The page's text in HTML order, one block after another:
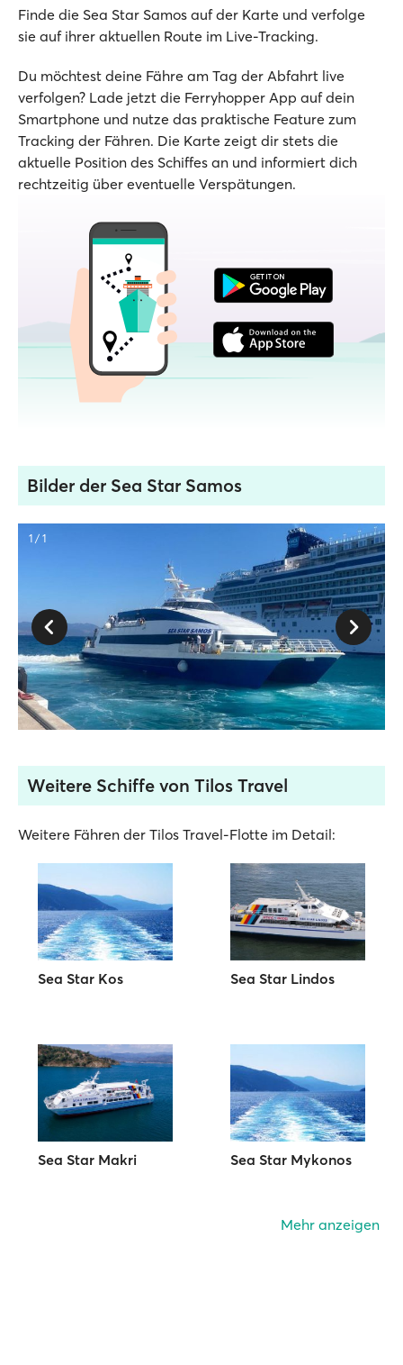
Finde die Sea Star Samos auf der Karte und verfolge
sie auf ihrer aktuellen Route im Live-Tracking.
Du möchtest deine Fähre am Tag der Abfahrt live
verfolgen? Lade jetzt die Ferryhopper App auf dein
Smartphone und nutze das praktische Feature zum
Tracking der Fähren. Die Karte zeigt dir stets die
aktuelle Position des Schiffes an und informiert dich
rechtzeitig über eventuelle Verspätungen.
Bilder der Sea Star Samos
1 / 1
Weitere Schiffe von Tilos Travel
Weitere Fähren der Tilos Travel-Flotte im Detail:
Sea Star Kos Sea Star Lindos
Sea Star Makri Sea Star Mykonos
Mehr anzeigen